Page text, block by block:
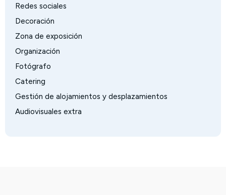
Redes sociales
Decoración
Zona de exposición
Organización
Fotógrafo
Catering
Gestión de alojamientos y desplazamientos
Audiovisuales extra